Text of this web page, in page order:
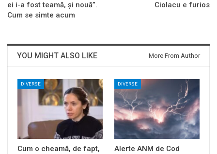
ei i-a fost teamă, și nouă”.
Cum se simte acum
Ciolacu e furios
YOU MIGHT ALSO LIKE More From Author
DIVERSE
Cum o cheamă, de fapt,
DIVERSE
Alerte ANM de Cod